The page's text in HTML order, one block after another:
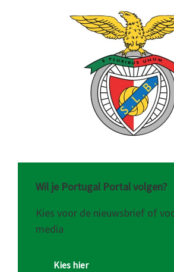
Wil je Portugal Portal volgen?
Kies voor de nieuwsbrief of
media
Kies hier